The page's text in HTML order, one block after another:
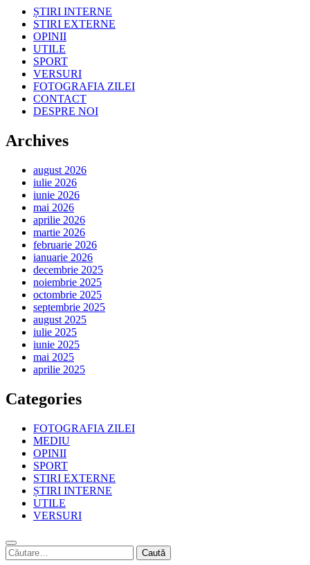
ȘTIRI INTERNE
STIRI EXTERNE
OPINII
UTILE
SPORT
VERSURI
FOTOGRAFIA ZILEI
CONTACT
DESPRE NOI
Archives
august 2026
iulie 2026
iunie 2026
mai 2026
aprilie 2026
martie 2026
februarie 2026
ianuarie 2026
decembrie 2025
noiembrie 2025
octombrie 2025
septembrie 2025
august 2025
iulie 2025
iunie 2025
mai 2025
aprilie 2025
Categories
FOTOGRAFIA ZILEI
MEDIU
OPINII
SPORT
STIRI EXTERNE
ȘTIRI INTERNE
UTILE
VERSURI
Caută